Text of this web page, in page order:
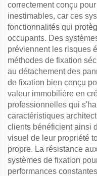
correctement conçu
inestimables, car ces
fonctionnalités qui
occupants. Des
préviennent les risques
méthodes de fixation
au détachement des
de fixation bien conçu
valeur immobilière en
professionnelles qui
caractéristiques
clients bénéficient ainsi
visuel de leur propriété
propre. La résistance
systèmes de fixation
performances